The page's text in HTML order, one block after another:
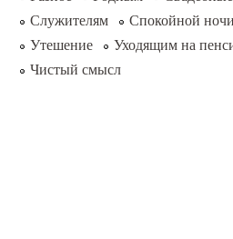
Служителям
Спокойной ночи
Утешение
Уходящим на
Чистый смысл